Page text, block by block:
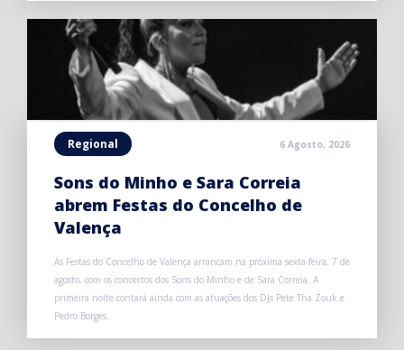
Regional 6 Agosto, 2026
Sons do Minho e Sara Correia
abrem Festas do Concelho de
Valença
As Festas do Concelho de Valença arrancam na próxima sexta-feira, 7 de
agosto, com os concertos dos Sons do Minho e de Sara Correia. A
primeira noite contará ainda com as atuações dos DJs Pete Tha Zouk e
Pedro Borges.